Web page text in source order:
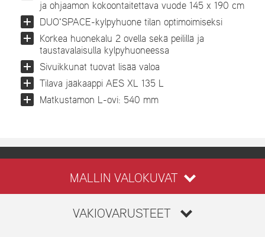
ja ohjaamon kokoontaitettava vuode 145 x 190 cm
DUO'SPACE-kylpyhuone tilan optimoimiseksi
Korkea huonekalu 2 ovella sekä peilillä ja
taustavalaisulla kylpyhuoneessa
Sivuikkunat tuovat lisää valoa
Tilava jääkaappi AES XL 135 L
Matkustamon L-ovi: 540 mm
MALLIN VALOKUVAT
VAKIOVARUSTEET